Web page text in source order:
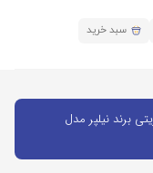
سبد خرید
برند نیلپر مدل